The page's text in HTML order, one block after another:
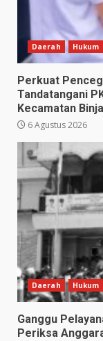
Daerah Hukum
Perkuat
Tandatangani
Kecamatan
6 Agustus 2026
Daerah Hukum
Ganggu
Periksa